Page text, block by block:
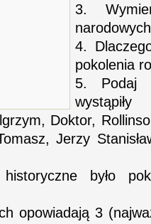
3.
4.
pokolenia
5. Podaj
Doktor,
Jerzy
było
opowiadają 3